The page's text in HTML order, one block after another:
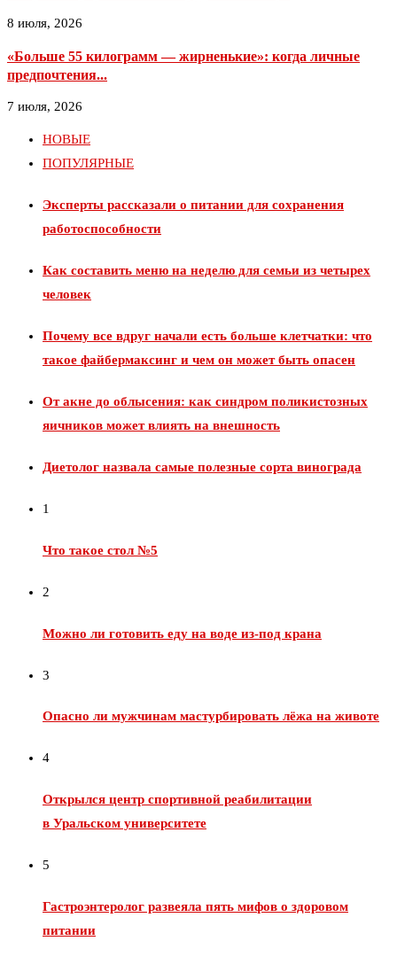
8 июля, 2026
«Больше 55 килограмм — жирненькие»: когда личные
предпочтения...
7 июля, 2026
НОВЫЕ
ПОПУЛЯРНЫЕ
Эксперты рассказали о питании для сохранения
работоспособности
Как составить меню на неделю для семьи из четырех
человек
Почему все вдруг начали есть больше клетчатки: что
такое файбермаксинг и чем он может быть опасен
От акне до облысения: как синдром поликистозных
яичников может влиять на внешность
Диетолог назвала самые полезные сорта винограда
1
Что такое стол №5
2
Можно ли готовить еду на воде из‑под крана
3
Опасно ли мужчинам мастурбировать лёжа на животе
4
Открылся центр спортивной реабилитации
в Уральском университете
5
Гастроэнтеролог развеяла пять мифов о здоровом
питании